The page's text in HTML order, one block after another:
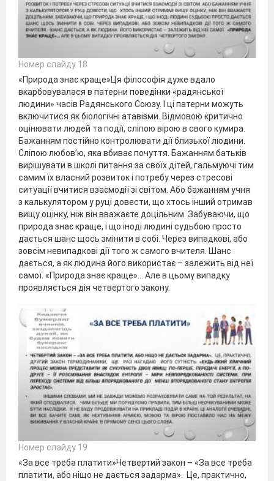
Номер слайду 18
«Природа знає краще»Ця філософія дуже вдало
вкарбовувалася в патерни поведінки «радянської
людини» часів Радянського Союзу. І ці патерни можуть
включитися як біологічні атавізми. Відмовою критично
оцінювати людей та події, сліпою вірою в свого кумира.
Бажанням постійно контролювати дії близької людини.
Сліпою любов’ю, яка вбиває почуття. Бажанням батьків
вирішувати в школі питання за своїх дітей, гальмуючі тим
самим їх власний розвиток і потребу через стресові
ситуації вчитися взаємодії зі світом. Або бажанням учня
з калькулятором у руці довести, що хтось інший отримав
вищу оцінку, ніж він вважаєте доцільним. Забуваючи, що
природа знає краще, і що іноді людині судьбою просто
дається шанс щось змінити в собі. Через випадкові, або
зовсім невипадкові дії того ж самого вчителя. Шанс
дається, а як людина його використає – залежить від неї
самої. «Природа знає краще»… Але в цьому випадку
проявляється дія четвертого закону.
Номер слайду 19
«За все треба платити»Четвертий закон – «За все треба
платити, або ніщо не дається задарма». Це, практично,